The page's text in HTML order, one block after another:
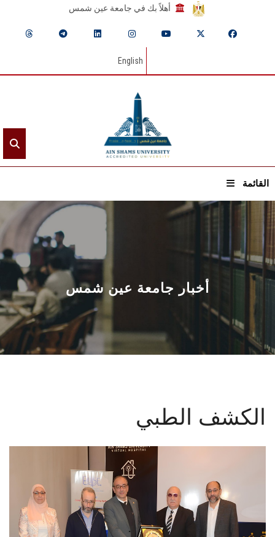
أهلاً بك في جامعة عين شمس
English
القائمة
الرئيسيـة
عن الجامعة
القطاعـات
الشئون الأكاديمية
البحث العلمي
الإعلام
تواصل معنا
أخبار جامعة عين شمس
الكشف الطبي